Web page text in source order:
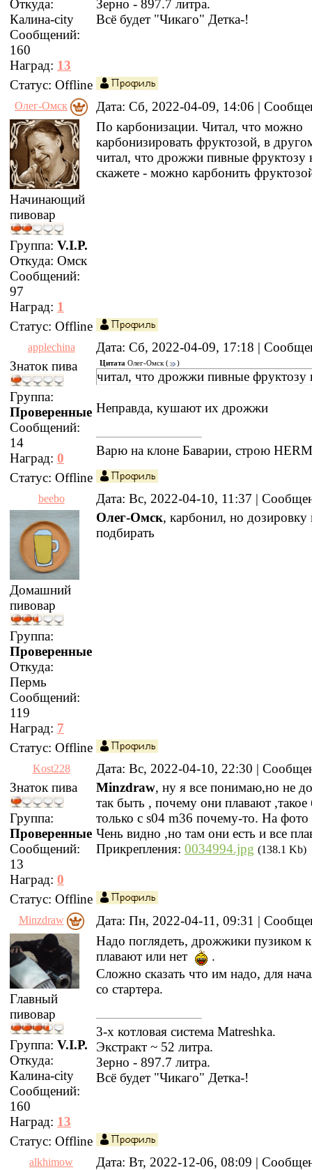
Откуда:
Калина-city
Сообщений:
160
Наград: 13
Зерно - 897.7 литра.
Всё будет "Чикаго" Детка-!
Статус: Offline
Олег-Омск Дата: Сб, 2022-04-09, 14:06 |
Начинающий
пивовар
Группа: V.I.P.
Откуда: Омск
Сообщений:
97
Наград: 1
По карбонизации. Читал, что можно
карбонизировать фруктозой, в
читал, что дрожжи пивные фруктозу
скажете - можно карбонить
Статус: Offline
applechina
Дата: Сб, 2022-04-09, 17:18 |
Знаток пива
Группа:
Проверенные
Сообщений:
14
Наград: 0
Цитата Олег-Омск ( )
читал, что дрожжи пивные фруктозу
Неправда, кушают их дрожжи
Варю на клоне Баварии, строю
Статус: Offline
beebo Дата: Вс, 2022-04-10, 11:37 |
Домашний
пивовар
Группа:
Проверенные
Откуда:
Пермь
Сообщений:
119
Наград: 7
Олег-Омск, карбонил, но дозировку
подбирать
Статус: Offline
Kost228
Дата: Вс, 2022-04-10, 22:30 |
Знаток пива
Группа:
Проверенные
Сообщений:
13
Наград: 0
Minzdraw, ну я все понимаю,но не
так быть , почему они плавают ,такое
только с s04 m36 почему-то. На фото
Чень видно ,но там они есть и все
Прикрепления: 0034994.jpg (138.1 Kb)
Статус: Offline
Minzdraw Дата: Пн, 2022-04-11, 09:31 |
Главный
пивовар
Группа: V.I.P.
Откуда:
Калина-city
Сообщений:
160
Наград: 13
Надо поглядеть, дрожжики пузиком
плавают или нет
.
Сложно сказать что им надо, для
со стартера.
3-х котловая система Matreshka.
Экстракт ~ 52 литра.
Зерно - 897.7 литра.
Всё будет "Чикаго" Детка-!
Статус: Offline
alkhimow
Дата: Вт, 2022-12-06, 08:09 |